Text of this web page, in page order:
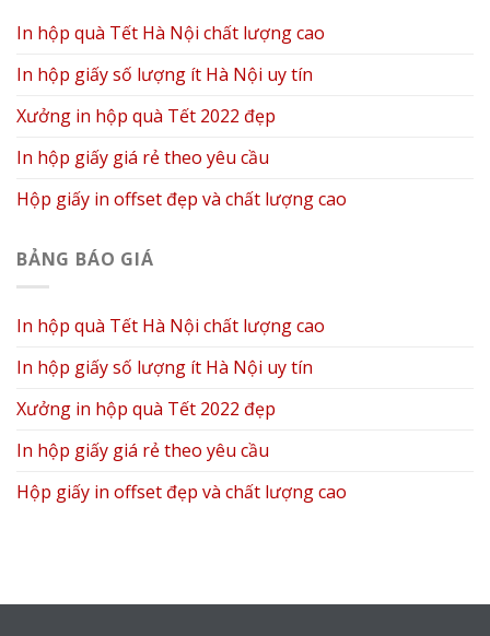
In hộp quà Tết Hà Nội chất lượng cao
In hộp giấy số lượng ít Hà Nội uy tín
Xưởng in hộp quà Tết 2022 đẹp
In hộp giấy giá rẻ theo yêu cầu
Hộp giấy in offset đẹp và chất lượng cao
BẢNG BÁO GIÁ
In hộp quà Tết Hà Nội chất lượng cao
In hộp giấy số lượng ít Hà Nội uy tín
Xưởng in hộp quà Tết 2022 đẹp
In hộp giấy giá rẻ theo yêu cầu
Hộp giấy in offset đẹp và chất lượng cao